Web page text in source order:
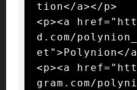
tion</a></p>
<p><a
d.com/
et">Polynion</
<p><a
gram.com/